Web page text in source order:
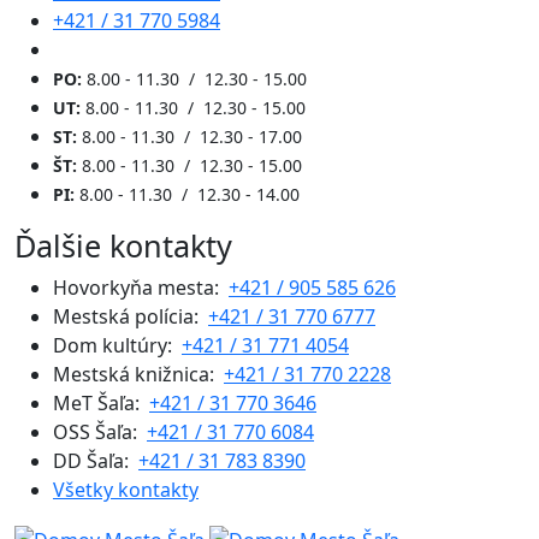
+421 / 31 770 5984
PO: 8.00 - 11.30 / 12.30 - 15.00
UT: 8.00 - 11.30 / 12.30 - 15.00
ST: 8.00 - 11.30 / 12.30 - 17.00
ŠT: 8.00 - 11.30 / 12.30 - 15.00
PI: 8.00 - 11.30 / 12.30 - 14.00
Ďalšie kontakty
Hovorkyňa mesta: +421 / 905 585 626
Mestská polícia: +421 / 31 770 6777
Dom kultúry: +421 / 31 771 4054
Mestská knižnica: +421 / 31 770 2228
MeT Šaľa: +421 / 31 770 3646
OSS Šaľa: +421 / 31 770 6084
DD Šaľa: +421 / 31 783 8390
Všetky kontakty